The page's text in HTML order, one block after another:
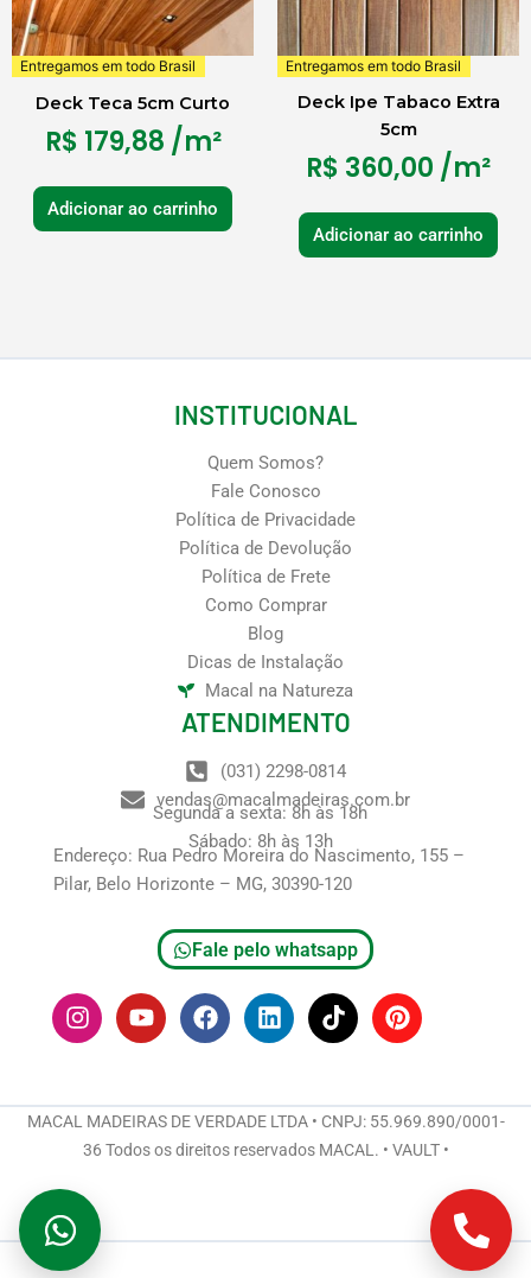
Entregamos em todo Brasil
Deck Teca 5cm Curto
R$ 179,88 /m²
Adicionar ao carrinho
Entregamos em todo Brasil
Deck Ipe Tabaco Extra
5cm
R$ 360,00 /m²
Adicionar ao carrinho
INSTITUCIONAL
Quem Somos?
Fale Conosco
Política de Privacidade
Política de Devolução
Política de Frete
Como Comprar
Blog
Dicas de Instalação
Macal na Natureza
ATENDIMENTO
(031) 2298-0814
vendas@macalmadeiras.com.br
Segunda a sexta: 8h às 18h
Sábado: 8h às 13h
Endereço: Rua Pedro Moreira do Nascimento, 155 –
Pilar, Belo Horizonte – MG, 30390-120
Fale pelo whatsapp
I
n
s
g
r
m
Y
o
u
b
e
F
a
c
o
o
L
i
n
d
i
T
i
k
k
P
i
n
r
e
MACAL MADEIRAS DE VERDADE LTDA • CNPJ: 55.969.890/0001-
36 Todos os direitos reservados MACAL. • VAULT •